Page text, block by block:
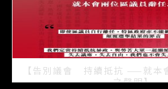
【告別議會 持續抵抗 ——就本
之聲明】